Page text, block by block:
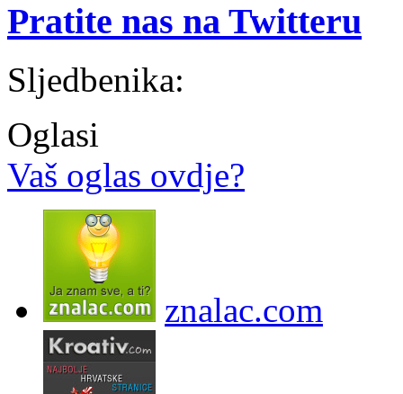
Pratite nas na Twitteru
Sljedbenika:
Oglasi
Vaš oglas ovdje?
znalac.com